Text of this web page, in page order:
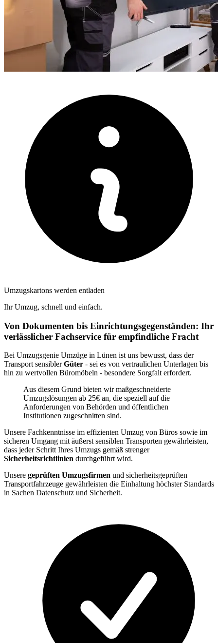
Umzugskartons werden entladen
Ihr Umzug, schnell und einfach.
Von Dokumenten bis Einrichtungsgegenständen: Ihr
verlässlicher Fachservice für empfindliche Fracht
Bei Umzugsgenie Umzüge in Lünen ist uns bewusst, dass der
Transport sensiblerGüter - sei es von vertraulichen Unterlagen bis
hin zu wertvollen Büromöbeln - besondere Sorgfalt erfordert.
Aus diesem Grund bieten wir maßgeschneiderte
Umzugslösungen ab 25€ an, die speziell auf die
Anforderungen von Behörden und öffentlichen
Institutionen zugeschnitten sind.
Unsere Fachkenntnisse im effizienten Umzug von Büros sowie im
sicheren Umgang mit äußerst sensiblen Transporten gewährleisten,
dass jeder Schritt Ihres Umzugs gemäß strenger
Sicherheitsrichtlinien durchgeführt wird.
Unsere geprüften Umzugsfirmen und sicherheitsgeprüften
Transportfahrzeuge gewährleisten die Einhaltung höchster Standards
in Sachen Datenschutz und Sicherheit.